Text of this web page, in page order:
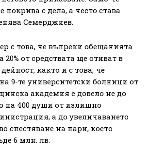
покрива с дела, а често става
Семерджиев.
с това, че въпреки обещанията
20% от средствата ще отиват в
както и с това, че
9-те университетски болници от
академия е довело не до
на 400 души от излишно
а до увеличаването
спестяване на пари, което
6 млн. лв.